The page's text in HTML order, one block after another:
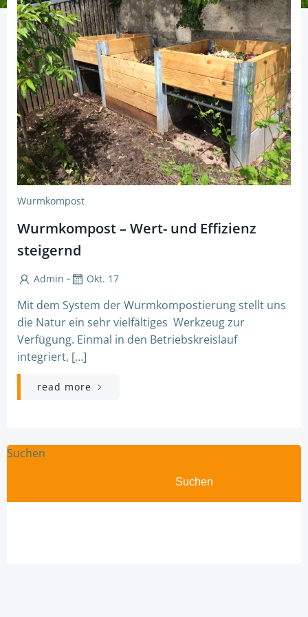
Wurmkompost
Wurmkompost – Wert- und Effizienz
steigernd
Admin - Okt. 17
Mit dem System der Wurmkompostierung stellt uns
die Natur ein sehr vielfältiges Werkzeug zur
Verfügung. Einmal in den Betriebskreislauf
integriert, […]
read more
Suchen
Suchen